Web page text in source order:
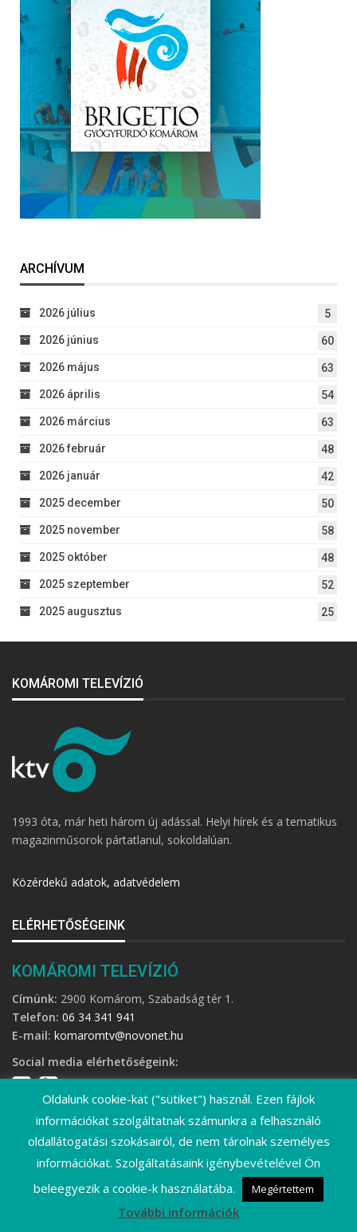
ARCHÍVUM
2026 július 5
2026 június 60
2026 május 63
2026 április 54
2026 március 63
2026 február 48
2026 január 42
2025 december 50
2025 november 58
2025 október 48
2025 szeptember 52
2025 augusztus 25
KOMÁROMI TELEVÍZIÓ
1993 óta, már heti három új adással. Helyi hírek és a tematikus
magazinműsorok pártatlanul, sokoldalúan.
Közérdekű adatok, adatvédelem
ELÉRHETŐSÉGEINK
KOMÁROMI TELEVÍZIÓ
Címünk: 2900 Komárom, Szabadság tér 1.
Telefon: 06 34 341 941
E-mail: komaromtv@novonet.hu
Social media elérhetőségeink:
©2026 Komáromi Televízió • Minden jog fenntartva!
Oldalunk cookie-kat ("sütiket") használ. Ezen fájlok
információkat szolgáltatnak számunkra a felhasználó
oldallátogatási szokásairól, de nem tárolnak személyes
információkat. Szolgáltatásaink igénybevételével Ön
beleegyezik a cookie-k használatába.
Megértettem
További információk